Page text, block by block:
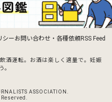
シーお問い合わせ・各種依頼RSS Feed
酒運転。お酒は楽しく適量で。 妊娠
。
ASSOCIATION.